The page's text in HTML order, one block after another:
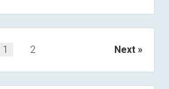
1 2 Next